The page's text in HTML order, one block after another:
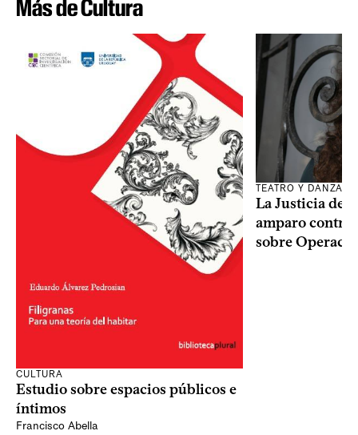
Más de Cultura
CULTURA
Estudio sobre espacios públicos e
íntimos
Francisco Abella
TEATRO Y DANZA
La Justicia
amparo contra
sobre